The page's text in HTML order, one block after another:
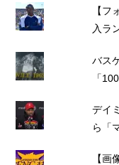
【フ
入ラ
バス
「
デイ
ら「
【画